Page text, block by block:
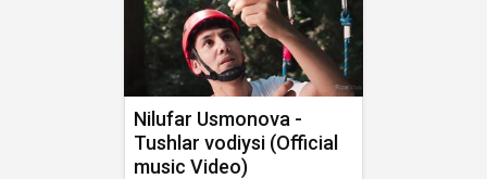
Nilufar Usmonova -
Tushlar vodiysi (Official
music Video)